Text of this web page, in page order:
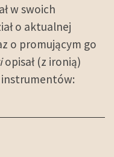
w swoich
o aktualnej
o promującym go
opisał (z ironią)